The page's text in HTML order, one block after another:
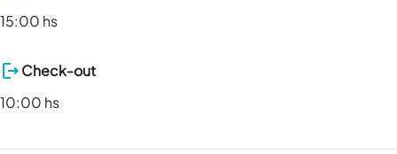
15:00 hs
Check-out
10:00 hs